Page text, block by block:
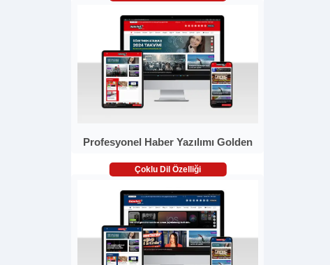
Profesyonel Haber Yazılımı Golden
Çoklu Dil Özelliği